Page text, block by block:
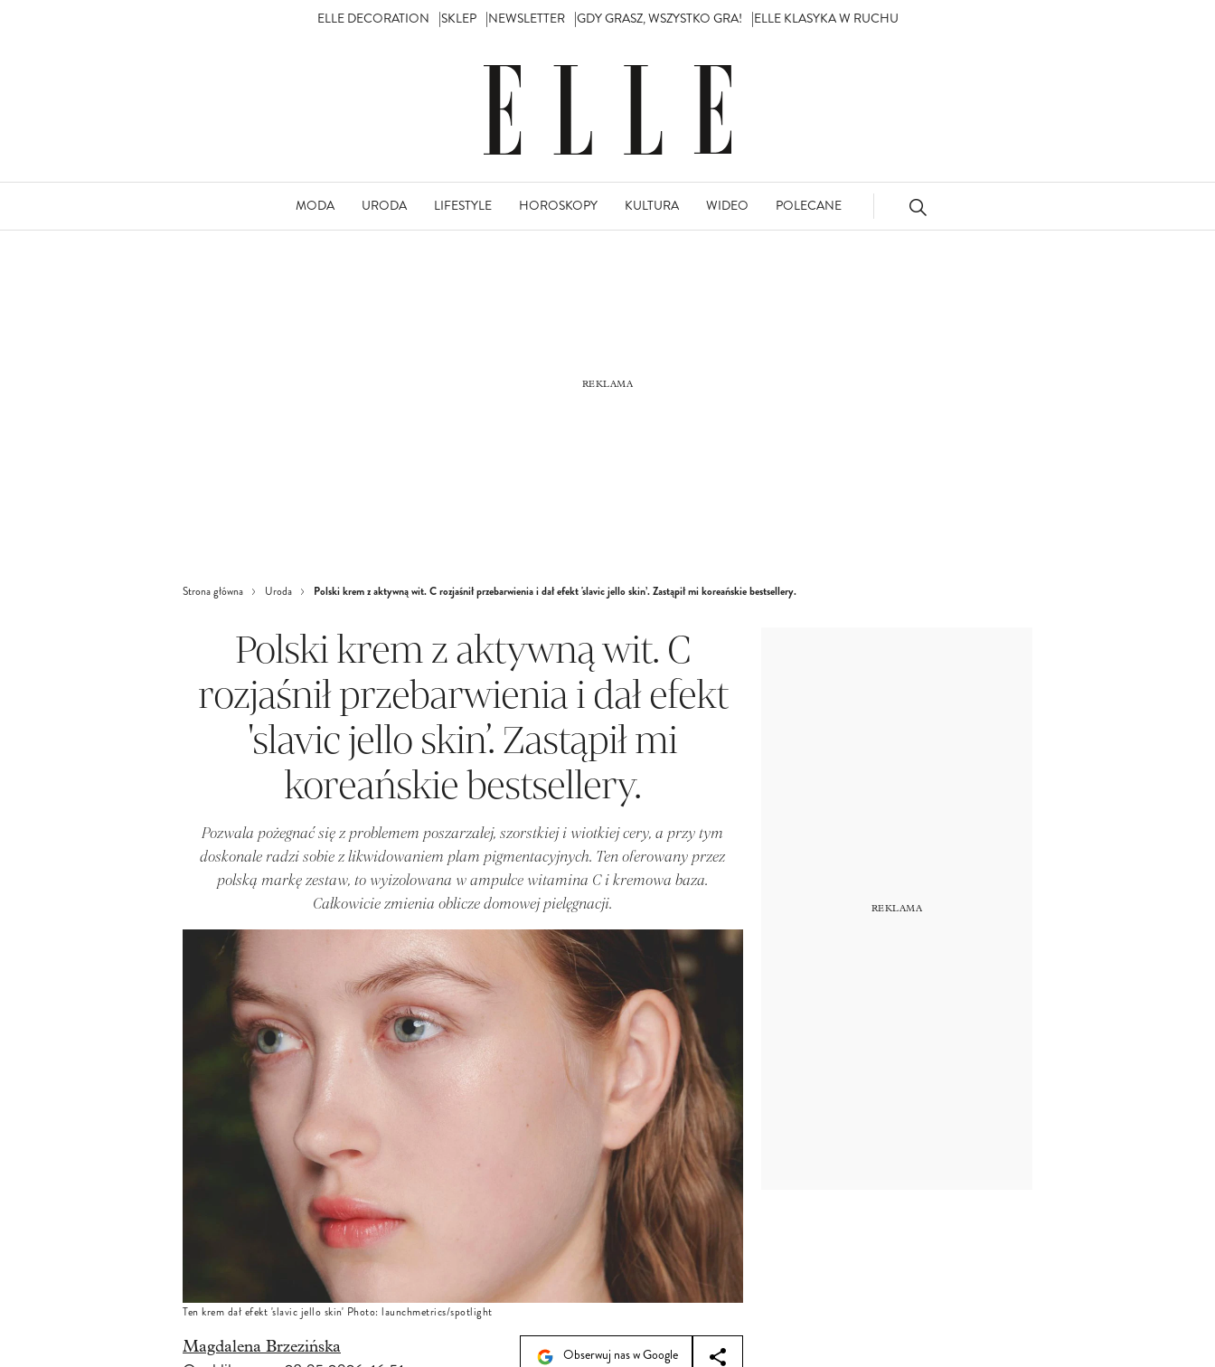
ELLE DECORATION SKLEP NEWSLETTER GDY GRASZ, WSZYSTKO GRA! ELLE KLASYKA W RUCHU
MODA URODA LIFESTYLE HOROSKOPY KULTURA WIDEO POLECANE
Strona główna Uroda Polski krem z aktywną wit. C rozjaśnił przebarwienia i dał efekt 'slavic jello skin’. Zastąpił mi koreańskie bestsellery.
Polski krem z aktywną wit. C
rozjaśnił przebarwienia i dał efekt
'slavic jello skin’. Zastąpił mi
koreańskie bestsellery.
Pozwala pożegnać się z problemem poszarzałej, szorstkiej i wiotkiej cery, a przy tym
doskonale radzi sobie z likwidowaniem plam pigmentacyjnych. Ten oferowany przez
polską markę zestaw, to wyizolowana w ampułce witamina C i kremowa baza.
Całkowicie zmienia oblicze domowej pielęgnacji.
Ten krem dał efekt 'slavic jello skin' Photo: launchmetrics/spotlight
Magdalena Brzezińska Obserwuj nas w Google